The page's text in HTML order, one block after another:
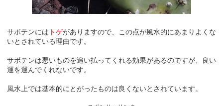
サボテンには トゲがありますので、この点が風水的にあまりよくな
いとされている理由です。
サボテンは悪いものを追い払ってくれる効果があるのですが、良い
運を運んでくれないです。
風水上では基本的にとがったものは良くないとされています。